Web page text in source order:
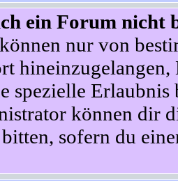
ein Forum nicht
nur von
hineinzugelangen,
spezielle
können dir
sofern du